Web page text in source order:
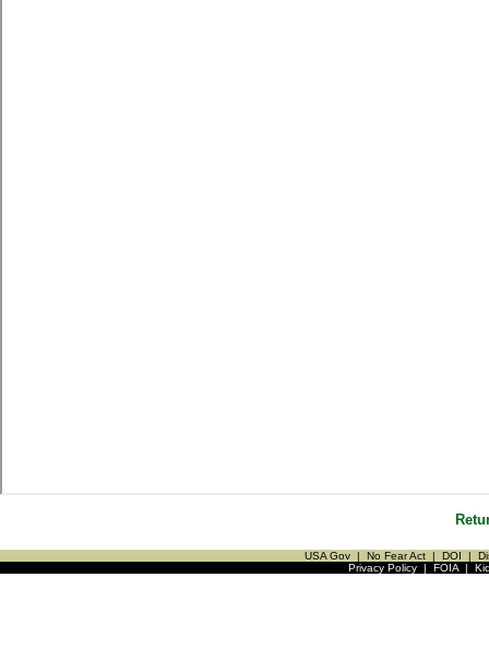
USA Gov | No Fear Act | DOI |
Privacy Policy| FOIA|